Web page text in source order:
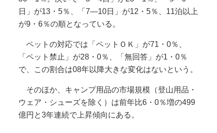
日」が13・5％、「7―10日」が12・5％、11泊以上
が9・6％の順となっている。
ペットの対応では「ペットＯＫ」が71・0％、
「ペット禁止」が28・0％、「無回答」が1・0％
で、この割合は08年以降大きな変化はないという。
そのほか、キャンプ用品の市場規模（登山用品・
ウェア・シューズを除く）は前年比6・0％増の499
億円と3年連続で上昇傾向にある。